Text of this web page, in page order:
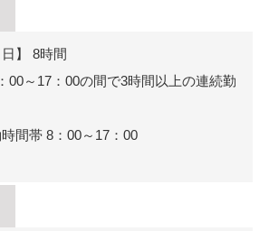
日】 8時間
00～17：00の間で3時間以上の連続勤
間帯 8：00～17：00